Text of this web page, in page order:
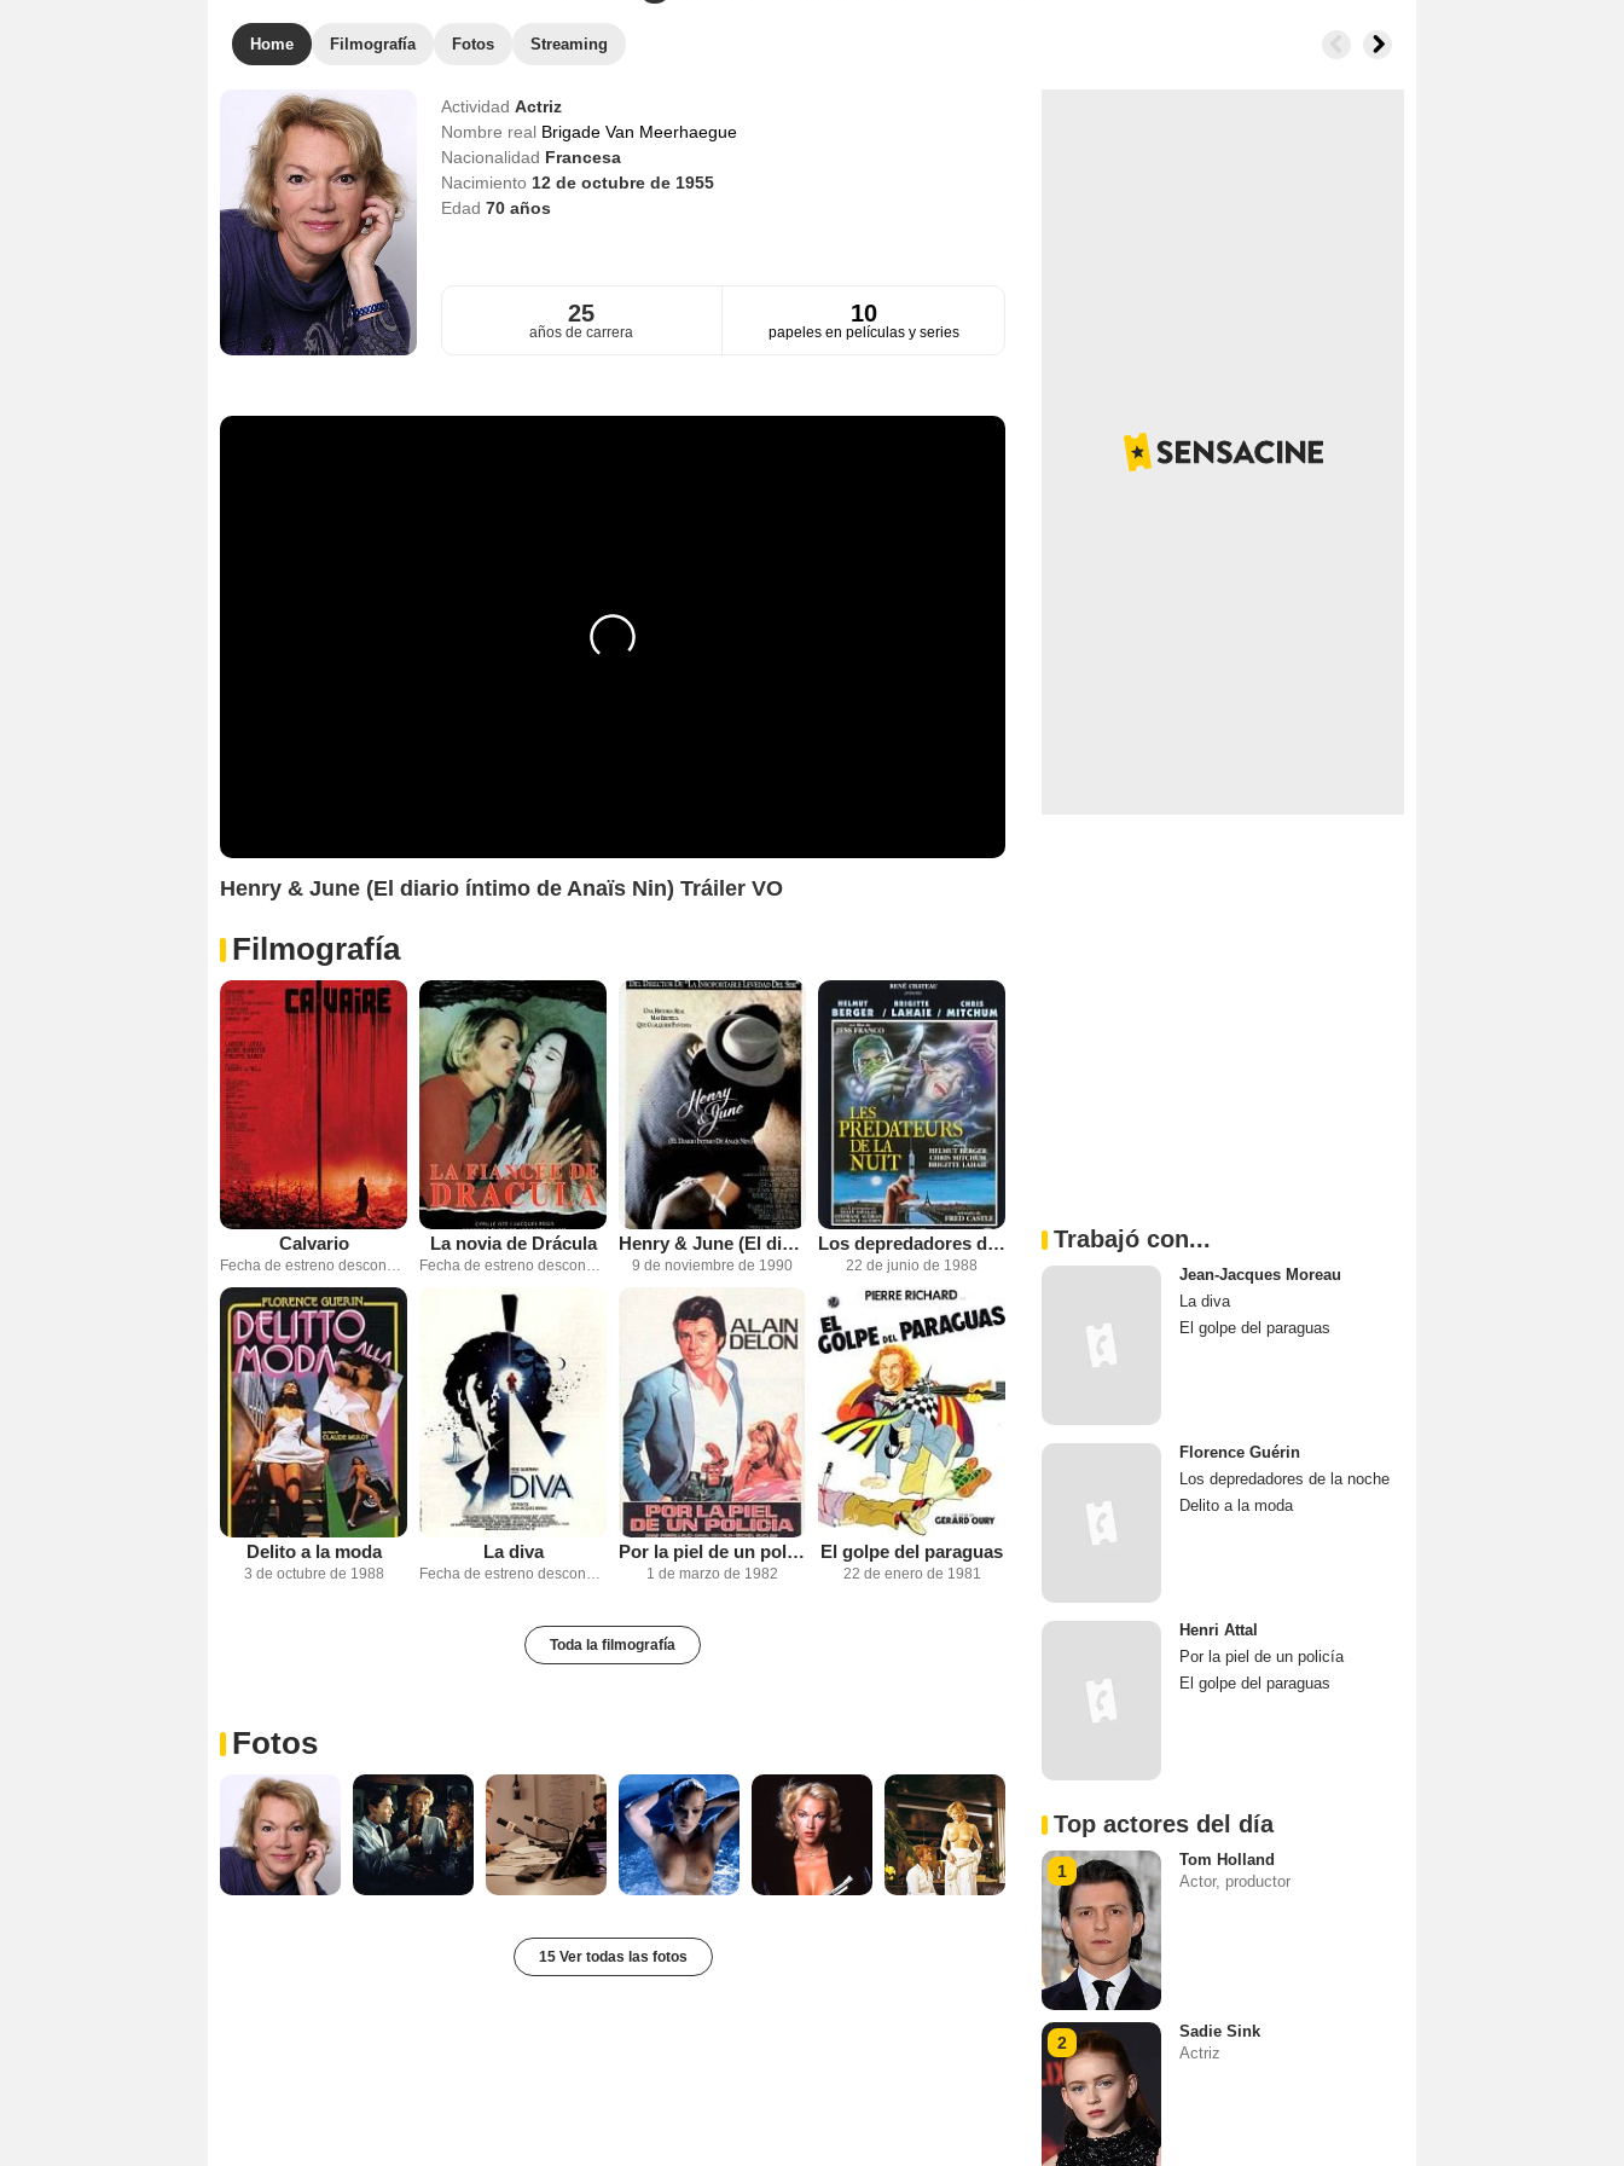
Home Filmografía Fotos Streaming
Actividad Actriz
Nombre real Brigade Van Meerhaegue
Nacionalidad Francesa
Nacimiento 12 de octubre de 1955
Edad 70años
25
años de carrera
10
papeles en películas y series
Henry & June (El diario íntimo de Anaïs Nin) Tráiler VO
Filmografía
Calvario
Fecha de estreno desconocida
La novia de Drácula
Fecha de estreno desconocida
Henry & June (El diario íntimo de Anaïs Nin)
9 de noviembre de 1990
Los depredadores de la noche
22 de junio de 1988
Delito a la moda
3 de octubre de 1988
La diva
Fecha de estreno desconocida
Por la piel de un policía
1 de marzo de 1982
El golpe del paraguas
22 de enero de 1981
Toda la filmografía
Fotos
15 Ver todas las fotos
Trabajó con...
Jean-Jacques Moreau
La diva
El golpe del paraguas
Florence Guérin
Los depredadores de la noche
Delito a la moda
Henri Attal
Por la piel de un policía
El golpe del paraguas
Top actores del día
1
Tom Holland
Actor, productor
2
Sadie Sink
Actriz